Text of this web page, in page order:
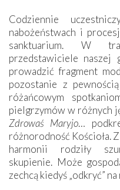
Codziennie
nabożeństwach i
sanktuarium. W
przedstawiciele naszej
prowadzić fragment
pozostanie z
różańcowym
pielgrzymów w różnych
Zdrowaś Maryjo…
różnorodność Kościoła.
harmonii rodziły
skupienie. Może
zechcą kiedyś „odkryć”